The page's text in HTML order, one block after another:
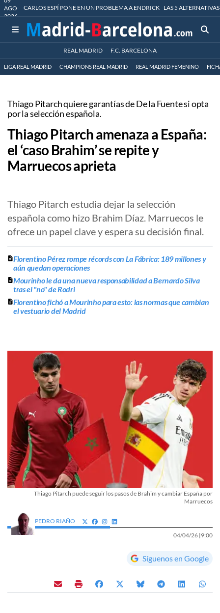
AGO
2026
CARLOS ESPÍ PONE EN UN PROBLEMA A ENDRICK LAS 5
REAL MADRID F.C. BARCELONA
LIGA REAL MADRID CHAMPIONS REAL MADRID REAL MADRID FEMENINO
Thiago Pitarch quiere garantías de De la Fuente si opta
por la selección española.
Thiago Pitarch amenaza a España:
el ‘caso Brahim’ se repite y
Marruecos aprieta
Thiago Pitarch estudia dejar la selección
española como hizo Brahim Díaz. Marruecos le
ofrece un papel clave y espera su decisión final.
Florentino Pérez rompe récords con La Fábrica: 189 millones y
aún quedan operaciones
Mourinho le da una nueva responsabilidad a Bernardo Silva
tras el "no" de Rodri
Florentino fichó a Mourinho para esto: las normas que cambian
el vestuario del Madrid
Thiago Pitarch puede seguir los pasos de Brahim y cambiar España por
Marruecos
PEDRO RIAÑO
04/04/26 |9:00
Síguenos en Google